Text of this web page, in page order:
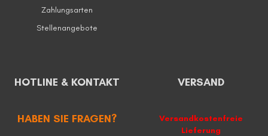
Zahlungsarten
Stellenangebote
HOTLINE & KONTAKT
HABEN SIE FRAGEN?
VERSAND
Versandkostenfreie
Lieferung